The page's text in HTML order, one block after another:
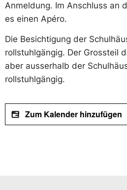
Anmeldung. Im Anschluss an
es einen Apéro.
Die Besichtigung der
rollstuhlgängig. Der Grossteil
aber ausserhalb der
rollstuhlgängig.
Zum Kalender hinzufügen